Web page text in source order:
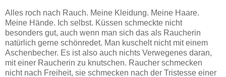
Alles roch nach Rauch. Meine Kleidung. Meine Haare.
Meine Hände. Ich selbst. Küssen schmeckte nicht
besonders gut, auch wenn man sich das als Raucherin
natürlich gerne schönredet. Man kuschelt nicht mit einem
Aschenbecher. Es ist also auch nichts Verwegenes daran,
mit einer Raucherin zu knutschen. Raucher schmecken
nicht nach Freiheit, sie schmecken nach der Tristesse einer